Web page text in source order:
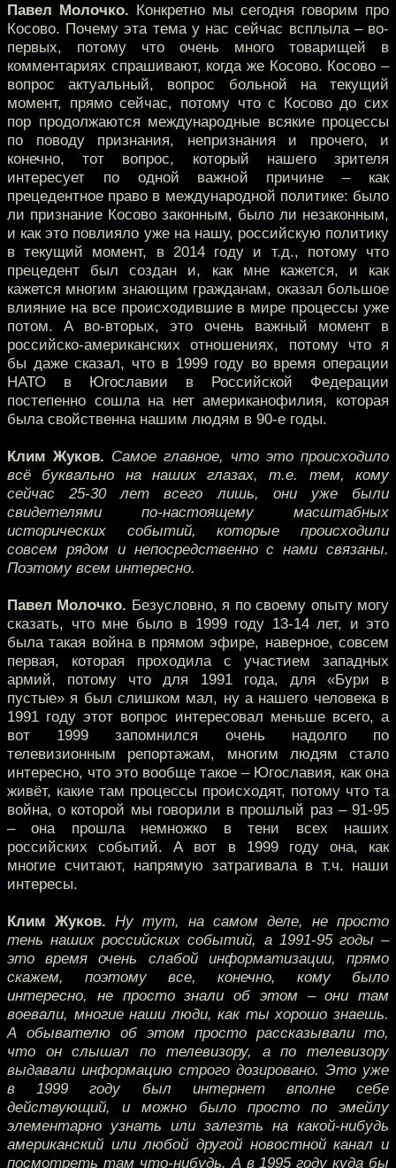
Павел Молочко. Конкретно мы сегодня говорим про
Косово. Почему эта тема у нас сейчас всплыла – во-
первых, потому что очень много товарищей в
комментариях спрашивают, когда же Косово. Косово –
вопрос актуальный, вопрос больной на текущий
момент, прямо сейчас, потому что с Косово до сих
пор продолжаются международные всякие процессы
по поводу признания, непризнания и прочего, и
конечно, тот вопрос, который нашего зрителя
интересует по одной важной причине – как
прецедентное право в международной политике: было
ли признание Косово законным, было ли незаконным,
и как это повлияло уже на нашу, российскую политику
в текущий момент, в 2014 году и т.д., потому что
прецедент был создан и, как мне кажется, и как
кажется многим знающим гражданам, оказал большое
влияние на все происходившие в мире процессы уже
потом. А во-вторых, это очень важный момент в
российско-американских отношениях, потому что я
бы даже сказал, что в 1999 году во время операции
НАТО в Югославии в Российской Федерации
постепенно сошла на нет американофилия, которая
была свойственна нашим людям в 90-е годы.
Клим Жуков. Самое главное, что это происходило
всё буквально на наших глазах, т.е. тем, кому
сейчас 25-30 лет всего лишь, они уже были
свидетелями по-настоящему масштабных
исторических событий, которые происходили
совсем рядом и непосредственно с нами связаны.
Поэтому всем интересно.
Павел Молочко. Безусловно, я по своему опыту могу
сказать, что мне было в 1999 году 13-14 лет, и это
была такая война в прямом эфире, наверное, совсем
первая, которая проходила с участием западных
армий, потому что для 1991 года, для «Бури в
пустые» я был слишком мал, ну а нашего человека в
1991 году этот вопрос интересовал меньше всего, а
вот 1999 запомнился очень надолго по
телевизионным репортажам, многим людям стало
интересно, что это вообще такое – Югославия, как она
живёт, какие там процессы происходят, потому что та
война, о которой мы говорили в прошлый раз – 91-95
– она прошла немножко в тени всех наших
российских событий. А вот в 1999 году она, как
многие считают, напрямую затрагивала в т.ч. наши
интересы.
Клим Жуков. Ну тут, на самом деле, не просто
тень наших российских событий, а 1991-95 годы –
это время очень слабой информатизации, прямо
скажем, поэтому все, конечно, кому было
интересно, не просто знали об этом – они там
воевали, многие наши люди, как ты хорошо знаешь.
А обывателю об этом просто рассказывали то,
что он слышал по телевизору, а по телевизору
выдавали информацию строго дозировано. Это уже
в 1999 году был интернет вполне себе
действующий, и можно было просто по эмейлу
элементарно узнать или залезть на какой-нибудь
американский или любой другой новостной канал и
посмотреть там что-нибудь. А в 1995 году куда бы